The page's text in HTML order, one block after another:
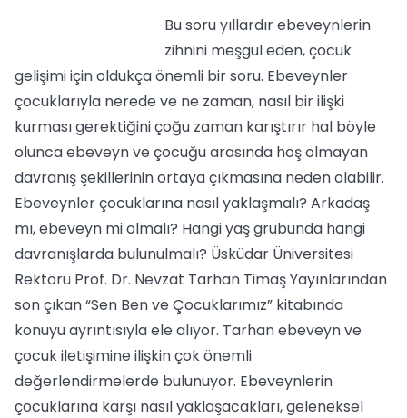
Bu soru yıllardır ebeveynlerin
zihnini meşgul eden, çocuk
gelişimi için oldukça önemli bir soru. Ebeveynler
çocuklarıyla nerede ve ne zaman, nasıl bir ilişki
kurması gerektiğini çoğu zaman karıştırır hal böyle
olunca ebeveyn ve çocuğu arasında hoş olmayan
davranış şekillerinin ortaya çıkmasına neden olabilir.
Ebeveynler çocuklarına nasıl yaklaşmalı? Arkadaş
mı, ebeveyn mi olmalı? Hangi yaş grubunda hangi
davranışlarda bulunulmalı? Üsküdar Üniversitesi
Rektörü Prof. Dr. Nevzat Tarhan Timaş Yayınlarından
son çıkan “Sen Ben ve Çocuklarımız” kitabında
konuyu ayrıntısıyla ele alıyor. Tarhan ebeveyn ve
çocuk iletişimine ilişkin çok önemli
değerlendirmelerde bulunuyor. Ebeveynlerin
çocuklarına karşı nasıl yaklaşacakları, geleneksel